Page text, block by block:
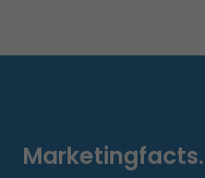
Marketingfacts.